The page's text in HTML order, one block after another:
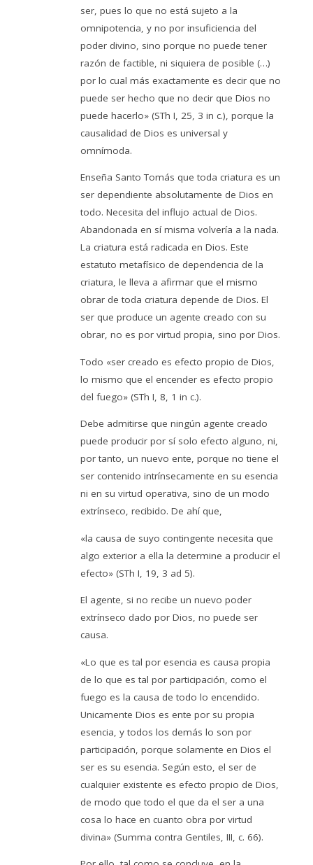
ser, pues lo que no está sujeto a la
omnipotencia, y no por insuficiencia del
poder divino, sino porque no puede tener
razón de factible, ni siquiera de posible (…)
por lo cual más exactamente es decir que no
puede ser hecho que no decir que Dios no
puede hacerlo» (STh I, 25, 3 in c.), porque la
causalidad de Dios es universal y
omnímoda.
Enseña Santo Tomás que toda criatura es un
ser dependiente absolutamente de Dios en
todo. Necesita del influjo actual de Dios.
Abandonada en sí misma volvería a la nada.
La criatura está radicada en Dios. Este
estatuto metafísico de dependencia de la
criatura, le lleva a afirmar que el mismo
obrar de toda criatura depende de Dios. El
ser que produce un agente creado con su
obrar, no es por virtud propia, sino por Dios.
Todo «ser creado es efecto propio de Dios,
lo mismo que el encender es efecto propio
del fuego» (STh I, 8, 1 in c.).
Debe admitirse que ningún agente creado
puede producir por sí solo efecto alguno, ni,
por tanto, un nuevo ente, porque no tiene el
ser contenido intrínsecamente en su esencia
ni en su virtud operativa, sino de un modo
extrínseco, recibido. De ahí que,
«la causa de suyo contingente necesita que
algo exterior a ella la determine a producir el
efecto» (STh I, 19, 3 ad 5).
El agente, si no recibe un nuevo poder
extrínseco dado por Dios, no puede ser
causa.
«Lo que es tal por esencia es causa propia
de lo que es tal por participación, como el
fuego es la causa de todo lo encendido.
Unicamente Dios es ente por su propia
esencia, y todos los demás lo son por
participación, porque solamente en Dios el
ser es su esencia. Según esto, el ser de
cualquier existente es efecto propio de Dios,
de modo que todo el que da el ser a una
cosa lo hace en cuanto obra por virtud
divina» (Summa contra Gentiles, III, c. 66).